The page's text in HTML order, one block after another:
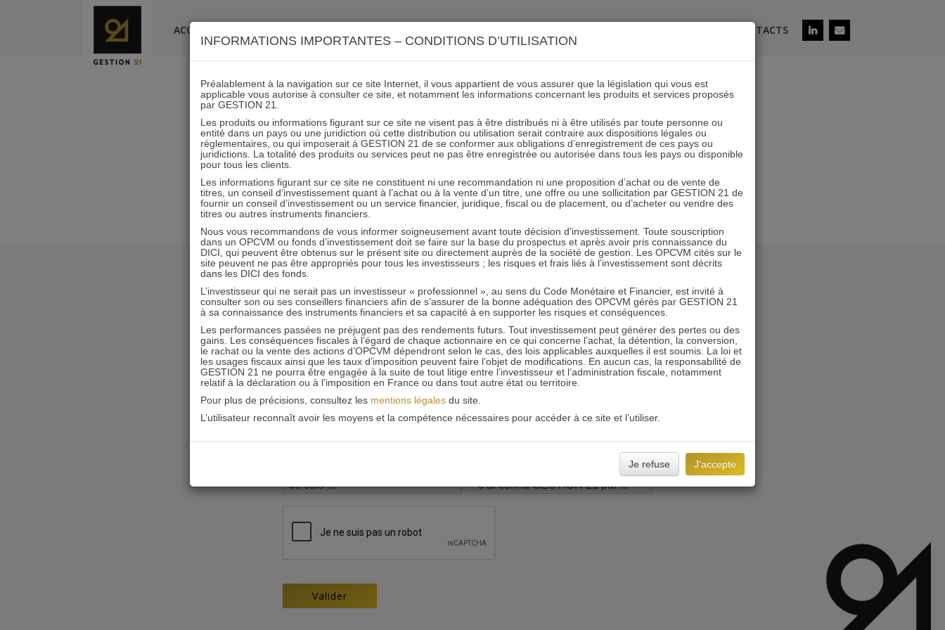
ACCUEIL CONTACTS
Lettre mai 2016 Actions 21
08.12.2017 - Partagez l'article sur
RESTER INFORMÉ
Recevoir nos newsletters
INFORMATIONS IMPORTANTES – CONDITIONS D’UTILISATION
Préalablement à la navigation sur ce site Internet, il vous appartient de vous assurer que la législation qui vous est
applicable vous autorise à consulter ce site, et notamment les informations concernant les produits et services proposés
par GESTION 21.
Les produits ou informations figurant sur ce site ne visent pas à être distribués ni à être utilisés par toute personne ou
entité dans un pays ou une juridiction où cette distribution ou utilisation serait contraire aux dispositions légales ou
réglementaires, ou qui imposerait à GESTION 21 de se conformer aux obligations d’enregistrement de ces pays ou
juridictions. La totalité des produits ou services peut ne pas être enregistrée ou autorisée dans tous les pays ou disponible
pour tous les clients.
Les informations figurant sur ce site ne constituent ni une recommandation ni une proposition d’achat ou de vente de
titres, un conseil d’investissement quant à l’achat ou à la vente d’un titre, une offre ou une sollicitation par GESTION 21 de
fournir un conseil d’investissement ou un service financier, juridique, fiscal ou de placement, ou d’acheter ou vendre des
titres ou autres instruments financiers.
Nous vous recommandons de vous informer soigneusement avant toute décision d’investissement. Toute souscription
dans un OPCVM ou fonds d’investissement doit se faire sur la base du prospectus et après avoir pris connaissance du
DICI, qui peuvent être obtenus sur le présent site ou directement auprès de la société de gestion. Les OPCVM cités sur le
site peuvent ne pas être appropriés pour tous les investisseurs ; les risques et frais liés à l’investissement sont décrits
dans les DICI des fonds.
L’investisseur qui ne serait pas un investisseur « professionnel », au sens du Code Monétaire et Financier, est invité à
consulter son ou ses conseillers financiers afin de s’assurer de la bonne adéquation des OPCVM gérés par GESTION 21
à sa connaissance des instruments financiers et sa capacité à en supporter les risques et conséquences.
Les performances passées ne préjugent pas des rendements futurs. Tout investissement peut générer des pertes ou des
gains. Les conséquences fiscales à l’égard de chaque actionnaire en ce qui concerne l’achat, la détention, la conversion,
le rachat ou la vente des actions d’OPCVM dépendront selon le cas, des lois applicables auxquelles il est soumis. La loi et
les usages fiscaux ainsi que les taux d’imposition peuvent faire l’objet de modifications. En aucun cas, la responsabilité de
GESTION 21 ne pourra être engagée à la suite de tout litige entre l’investisseur et l’administration fiscale, notamment
relatif à la déclaration ou à l’imposition en France ou dans tout autre état ou territoire.
Pour plus de précisions, consultez les mentions légalesdu site.
L’utilisateur reconnaît avoir les moyens et la compétence nécessaires pour accéder à ce site et l’utiliser.
Je refuse J'accepte